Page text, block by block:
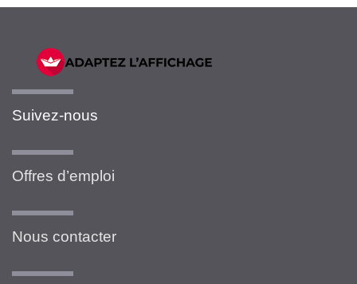
Suivez-nous
Offres d’emploi
Nous contacter